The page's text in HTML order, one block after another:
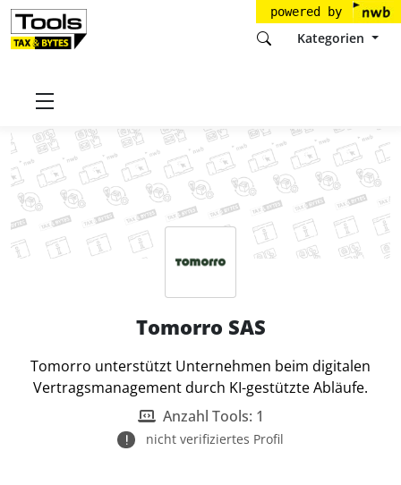
powered by
Kategorien
Startseite
Tomorro SAS
Tomorro unterstützt Unternehmen beim digitalen
Vertragsmanagement durch KI-gestützte Abläufe.
Anzahl Tools: 1
nicht verifiziertes Profil